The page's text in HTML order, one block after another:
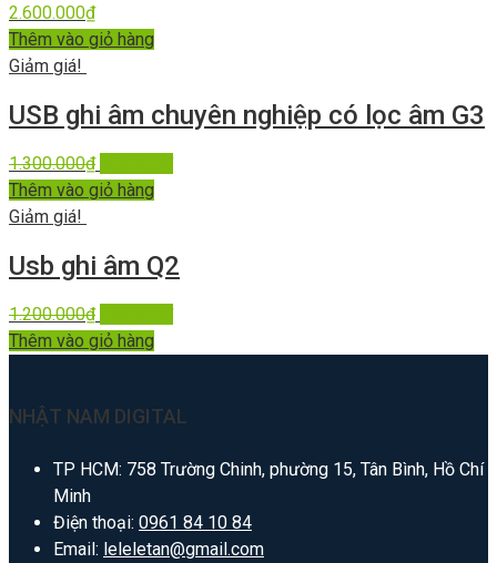
2.600.000₫
Thêm vào giỏ hàng
Giảm giá!
USB ghi âm chuyên nghiệp có lọc âm G3
1.300.000₫
Thêm vào giỏ hàng
Giảm giá!
Usb ghi âm Q2
1.200.000₫
Thêm vào giỏ hàng
NHẬT NAM DIGITAL
TP HCM: 758 Trường Chinh, phường 15, Tân Bình, Hồ Chí
Minh
Điện thoại: 0961 84 10 84
Email: leleletan@gmail.com